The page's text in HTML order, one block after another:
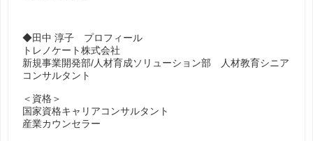
◆田中 淳子 プロフィール
トレノケート株式会社
新規事業開発部/人材育成ソリューション部 人材教育シニア
コンサルタント
＜資格＞
国家資格キャリアコンサルタント
産業カウンセラー